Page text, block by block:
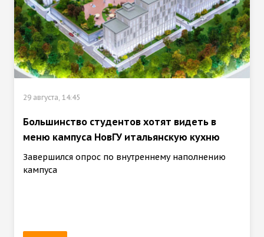
29 августа, 14:45
Большинство студентов хотят видеть в
меню кампуса НовГУ итальянскую кухню
Завершился опрос по внутреннему наполнению
кампуса